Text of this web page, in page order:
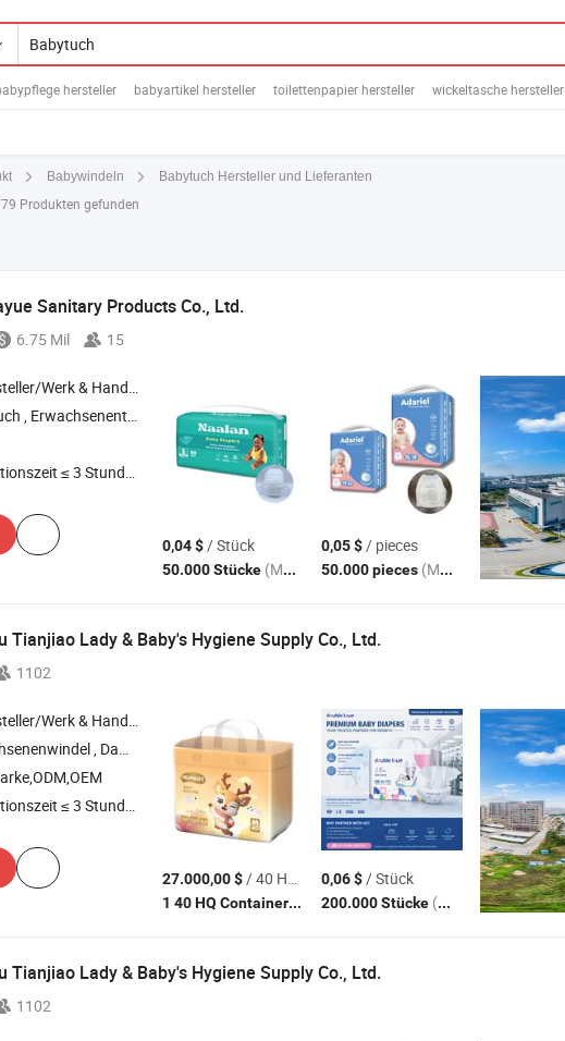
hersteller babyartikel hersteller toilettenpapier hersteller wickeltasche hersteller
Babywindeln Babytuch Hersteller und Lieferanten
Produkten gefunden
Sanitary Products Co., Ltd.
6.75 Mil 15
Werk & Handelsunternehmen
, Feuchttücher , Trockenwischen , Damenbinde
≤ 3 Stunden
0,04 $/ Stück
50.000 Stücke (MOQ)
0,05 $/ pieces
50.000 pieces (MOQ)
Tianjiao Lady & Baby's Hygiene Supply Co., Ltd.
1102
Werk & Handelsunternehmen
, Damenbinde , Windel , Babywindel
≤ 3 Stunden
27.000,00 $/ 40 HQ Container
1 40 HQ Container(MOQ)
0,06 $/ Stück
200.000 Stücke (MOQ)
Tianjiao Lady & Baby's Hygiene Supply Co., Ltd.
1102